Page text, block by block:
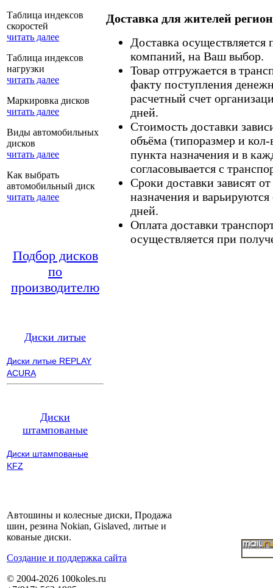
Таблица индексов
скоростей
читать далее
Таблица индексов
нагрузки
читать далее
Маркировка дисков
читать далее
Виды автомобильных
дисков
читать далее
Как выбрать
автомобильный диск
читать далее
Подбор дисков
по
производителю
Диски литые
Диски литые REPLAY
ACURA
Диски
штампованые
Диски штампованые
KFZ
Доставка для жителей
Доставка
компаний, на Ваш выбор.
Товар отгружается в
факту поступления
расчетный счет
дней.
Стоимость доставки
объёма (типоразмер и кол-
пункта назначения и в
согласовывается с
Сроки доставки зависят
назначения и
дней.
Оплата доставки
осуществляется при
Автошины и колесные диски, Продажа
шин, резина Nokian, Gislaved, литые и
кованые диски.
Cоздание и поддержка сайта
© 2004-2026 100koles.ru